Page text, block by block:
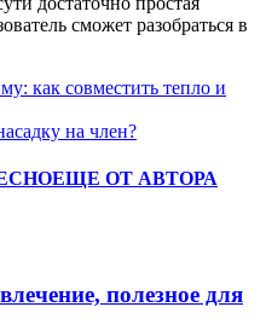
сможет разобраться в
как совместить тепло и
на член?
ЕЩЕ ОТ АВТОРА
полезное для